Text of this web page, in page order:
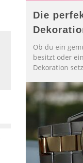
Die
Ob du ein
besitzt oder
Dekoration